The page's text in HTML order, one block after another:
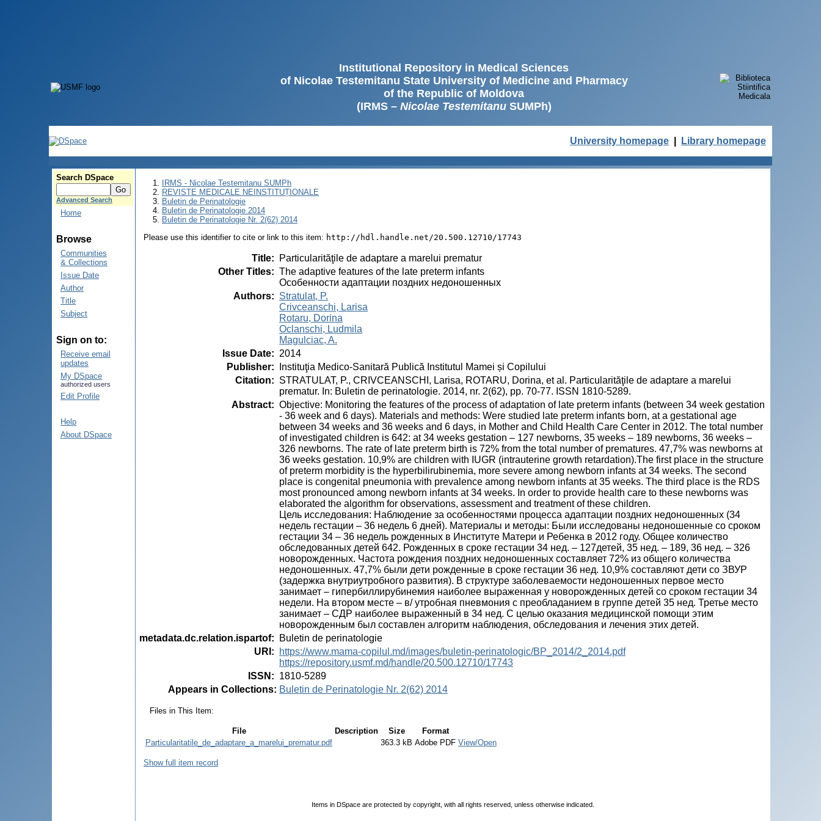
Institutional Repository in Medical Sciences
of Nicolae Testemitanu State University of Medicine and Pharmacy
of the Republic of Moldova
(IRMS – Nicolae TestemitanuSUMPh)
University homepage Library homepage
Search DSpace
Advanced Search
Home
Browse
Communities
& Collections
Issue Date
Author
Title
Subject
Sign on to:
Receive email
updates
My DSpace
authorized users
Edit Profile
Help
About DSpace
IRMS - Nicolae Testemitanu SUMPh
REVISTE MEDICALE NEINSTITUȚIONALE
Buletin de Perinatologie
Buletin de Perinatologie 2014
Buletin de Perinatologie Nr. 2(62) 2014
Please use this identifier to cite or link to this item: http://hdl.handle.net/20.500.12710/17743
Title:
Particularităţile de adaptare a marelui prematur
Other Titles: The adaptive features of the late preterm infants
Особенности адаптации поздних недоношенных
Authors: Stratulat, P.
Crivceanschi, Larisa
Rotaru, Dorina
Oclanschi, Ludmila
Magulciac, A.
Issue Date: 2014
Publisher:
Instituţia Medico-Sanitară Publică Institutul Mamei și Copilului
Citation: STRATULAT, P., CRIVCEANSCHI, Larisa, ROTARU, Dorina, et al. Particularităţile de adaptare a marelui
prematur. In: Buletin de perinatologie. 2014, nr. 2(62), pp. 70-77. ISSN 1810-5289.
Abstract: Objective: Monitoring the features of the process of adaptation of late preterm infants (between 34 week gestation
- 36 week and 6 days). Materials and methods: Were studied late preterm infants born, at a gestational age
between 34 weeks and 36 weeks and 6 days, in Mother and Child Health Care Center in 2012. The total number
of investigated children is 642: at 34 weeks gestation – 127 newborns, 35 weeks – 189 newborns, 36 weeks –
326 newborns. The rate of late preterm birth is 72% from the total number of prematures. 47,7% was newborns at
36 weeks gestation. 10,9% are children with IUGR (intrauterine growth retardation).The first place in the structure
of preterm morbidity is the hyperbilirubinemia, more severe among newborn infants at 34 weeks. The second
place is congenital pneumonia with prevalence among newborn infants at 35 weeks. The third place is the RDS
most pronounced among newborn infants at 34 weeks. In order to provide health care to these newborns was
elaborated the algorithm for observations, assessment and treatment of these children.
Цель исследования: Наблюдение за особенностями процесса адаптации поздних недоношенных (34
недель гестации – 36 недель 6 дней). Материалы и методы: Были исследованы недоношенные со сроком
гестации 34 – 36 недель рожденных в Институте Матери и Ребенка в 2012 году. Общее количество
обследованных детей 642. Рожденных в сроке гестации 34 нед. – 127детей, 35 нед. – 189, 36 нед. – 326
новорожденных. Частота рождения поздних недоношенных составляет 72% из общего количества
недоношенных. 47,7% были дети рожденные в сроке гестации 36 нед. 10,9% составляют дети со ЗВУР
(задержка внутриутробного развития). В структуре заболеваемости недоношенных первое место
занимает – гипербиллирубинемия наиболее выраженная у новорожденных детей со сроком гестации 34
недели. На втором месте – в/ утробная пневмония с преобладанием в группе детей 35 нед. Третье место
занимает – СДР наиболее выраженный в 34 нед. С целью оказания медицинской помощи этим
новорожденным был составлен алгоритм наблюдения, обследования и лечения этих детей.
metadata.dc.relation.ispartof:
Buletin de perinatologie
URI :
https://www.mama-copilul.md/images/buletin-perinatologic/BP_2014/2_2014.pdf
https://repository.usmf.md/handle/20.500.12710/17743
ISSN : 1810-5289
Appears in Collections: Buletin de Perinatologie Nr. 2(62) 2014
Files in This Item:
File Description Size
Format
Particularitatile_de_adaptare_a_marelui_prematur.pdf
363.3 kB Adobe PDF View/Open
Show full item record
Items in DSpace are protected by copyright, with all rights reserved, unless otherwise indicated.